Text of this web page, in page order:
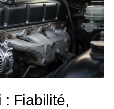
: Fiabilité,